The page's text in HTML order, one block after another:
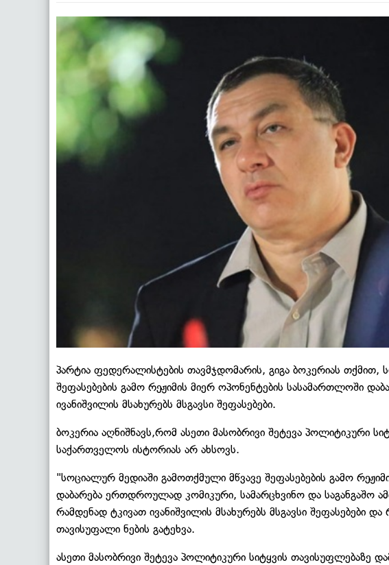
პარტია ფედერალისტების თავმჯდომარის, გიგა ბოკერიას თქმით,
შეფასებების გამო რეჟიმის მიერ ოპონენტების სასამართლოში
ივანიშვილის მსახურებს მსგავსი შეფასებები.
ბოკერია აღნიშნავს,რომ ასეთი მასობრივი შეტევა პოლიტიკური
საქართველოს ისტორიას არ ახსოვს.
"სოციალურ მედიაში გამოთქმული მწვავე შეფასებების გამო
დაბარება ერთდროულად კომიკური, სამარცხვინო და საგანგაშო
რამდენად ტკივათ ივანიშვილის მსახურებს მსგავსი შეფასებები
თავისუფალი ნების გატეხვა.
ასეთი მასობრივი შეტევა პოლიტიკური სიტყვის თავისუფლებაზე